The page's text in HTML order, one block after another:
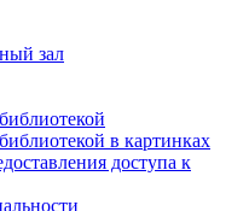
зал
в картинках
доступа к